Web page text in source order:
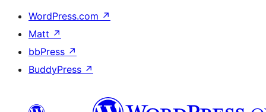
WordPress.com ↗
Matt ↗
bbPress ↗
BuddyPress ↗